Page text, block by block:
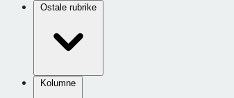
Ostale rubrike
Kolumne